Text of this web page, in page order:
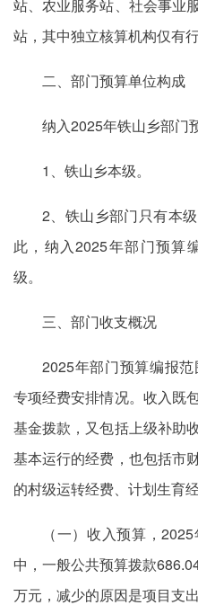
站、农业服务站、社会事业
站，其中独立核算机构仅有行
二、部门预算单位构成
纳入2025年铁山乡部门
1、铁山乡本级。
2、铁山乡部门只有本
此，纳入2025年部门预算
级。
三、部门收支概况
2025年部门预算编报
专项经费安排情况。收入既
基金拨款，又包括上级补助
基本运行的经费，也包括市
的村级运转经费、计划生育
（一）收入预算，
中，一般公共预算拨款
万元，减少的原因是项目支出